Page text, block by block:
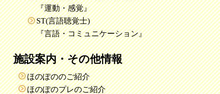
『運動・感覚』
ST(言語聴覚士)
『言語・コミュニケーション』
施設案内・その他情報
ほのぽののご紹介
ほのぽのプレのご紹介